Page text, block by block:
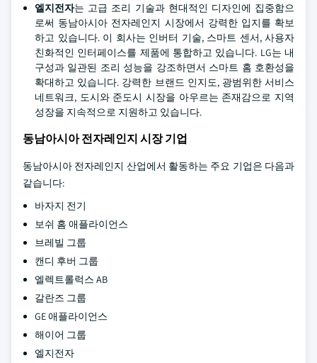
엘지전자는 고급 조리 기술과 현대적인 디자인에 집중함으
로써 동남아시아 전자레인지 시장에서 강력한 입지를 확보
하고 있습니다. 이 회사는 인버터 기술, 스마트 센서, 사용자
친화적인 인터페이스를 제품에 통합하고 있습니다. LG는 내
구성과 일관된 조리 성능을 강조하면서 스마트 홈 호환성을
확대하고 있습니다. 강력한 브랜드 인지도, 광범위한 서비스
네트워크, 도시와 준도시 시장을 아우르는 존재감으로 지역
성장을 지속적으로 지원하고 있습니다.
동남아시아 전자레인지 시장 기업
동남아시아 전자레인지 산업에서 활동하는 주요 기업은 다음과
같습니다:
바자지 전기
보쉬 홈 애플라이언스
브레빌 그룹
캔디 후버 그룹
엘렉트롤럭스 AB
갈란즈 그룹
GE 애플라이언스
해이어 그룹
엘지전자